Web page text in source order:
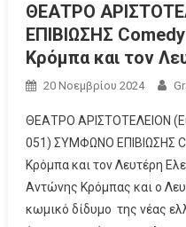
ΘΕΑΤΡΟ
ΕΠΙΒΙΩΣΗΣ
Κρόμπα και τον
20 Νοεμβρίου 2024
ΘΕΑΤΡΟ ΑΡΙΣΤΟΤΕΛΕΙΟΝ
051) ΣΥΜΦΩΝΟ ΕΠΙΒΙΩΣΗΣ
Κρόμπα και τον Λευτέρη
Αντώνης Κρόμπας και ο
κωμικό δίδυμο της νέας